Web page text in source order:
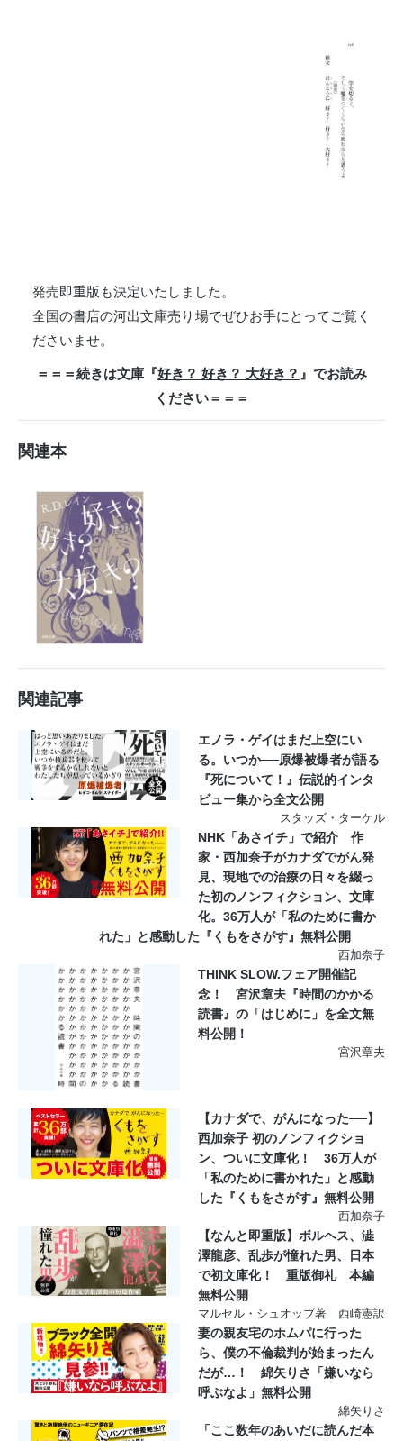
発売即重版も決定いたしました。
全国の書店の河出文庫売り場でぜひお手にとってご覧く
ださいませ。
＝＝＝続きは文庫『好き？ 好き？ 大好き？ 』でお読み
ください＝＝＝
関連本
関連記事
エノラ・ゲイはまだ上空にい
る。いつか──原爆被爆者が語る
『死について！』伝説的インタ
ビュー集から全文公開
スタッズ・ターケル
NHK「あさイチ」で紹介 作
家・西加奈子がカナダでがん発
見、現地での治療の日々を綴っ
た初のノンフィクション、文庫
化。36万人が「私のために書か
れた」と感動した『くもをさがす』無料公開
西加奈子
THINK SLOW.フェア開催記
念！ 宮沢章夫『時間のかかる
読書』の「はじめに」を全文無
料公開！
宮沢章夫
【カナダで、がんになった──】
西加奈子 初のノンフィクショ
ン、ついに文庫化！ 36万人が
「私のために書かれた」と感動
した『くもをさがす』無料公開
西加奈子
【なんと即重版】ボルヘス、澁
澤龍彦、乱歩が憧れた男、日本
で初文庫化！ 重版御礼 本編
無料公開
マルセル・シュオッブ著 西崎憲訳
妻の親友宅のホムパに行った
ら、僕の不倫裁判が始まったん
だが…！ 綿矢りさ「嫌いなら
呼ぶなよ」無料公開
綿矢りさ
「ここ数年のあいだに読んだ本